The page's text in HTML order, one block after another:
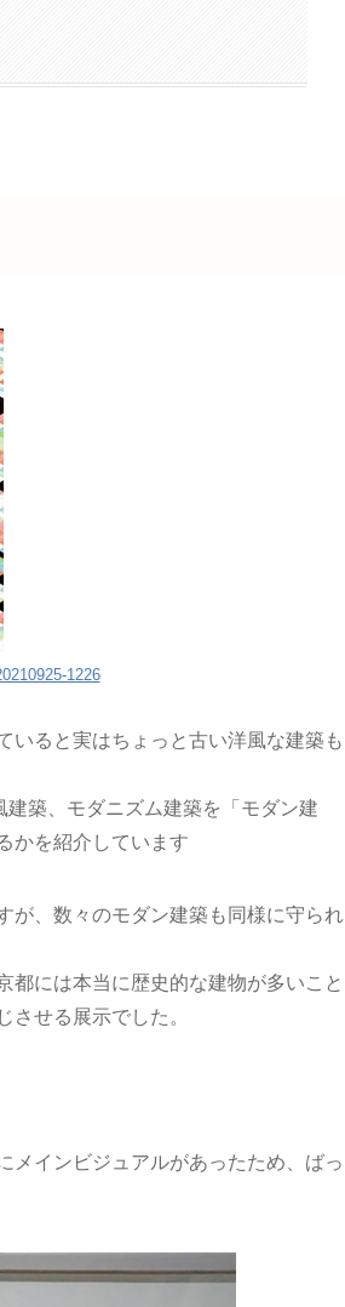
1226
いると実はちょっと古い洋風な建築も
建築、モダニズム建築を「モダン建
かを紹介しています
が、数々のモダン建築も同様に守られ
都には本当に歴史的な建物が多いこと
せる展示でした。
メインビジュアルがあったため、ばっ